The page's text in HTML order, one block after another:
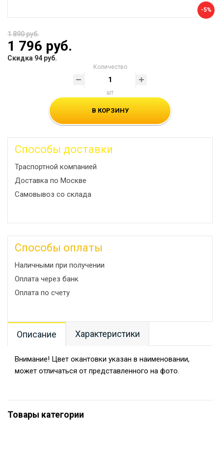
-5%
1 890 руб.
1 796 руб.
Скидка 94 руб.
Количество
шт
В КОРЗИНУ
Способы доставки
Траспортной компанией
Доставка по Москве
Самовывоз со склада
Способы оплаты
Наличными при получении
Оплата через банк
Оплата по счету
Описание Характеристики
Внимание! Цвет окантовки указан в наименовании,
может отличаться от представленного на фото.
Товары категории